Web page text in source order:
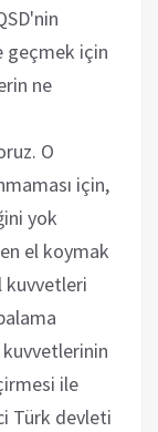
geçmek için
ne
O
için,
yok
el koymak
kuvvetleri
ile
Türk devleti